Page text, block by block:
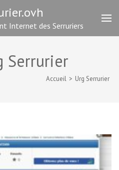
Internet des Serruriers
Serrurier
Accueil > Urg Serrurier